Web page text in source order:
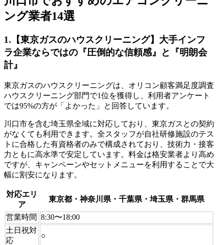
ング業者14選
1.【東京ガスのハウスクリーニング】大手インフ
ラ企業ならではの『圧倒的な信頼感』と『明朗会
計』
東京ガスのハウスクリーニングは、オリコン顧客満足度調査
ハウスクリーニング部門で1位を獲得し、利用者アンケート
では95%の方が「よかった」と回答しています。
川口市を含む埼玉県全域に対応しており、東京ガスとの契約
がなくても利用できます。全スタッフが自社研修施設のテス
トに合格した有資格者のみで構成されており、技術力・接客
力ともに高水準で安定しています。料金は格安業者より高め
ですが、キャンペーンやセットメニューを利用することで大
幅に割安になります。
対応エリ
ア
東京都・神奈川県・千葉県・埼玉県・群馬県
営業時間 8:30〜18:00
土日祝対
応
○